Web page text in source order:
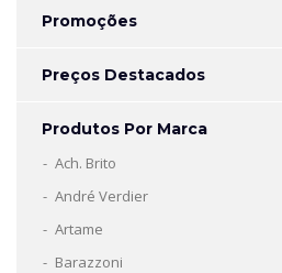
Promoções
Preços Destacados
Produtos Por Marca
Ach. Brito
André Verdier
Artame
Barazzoni